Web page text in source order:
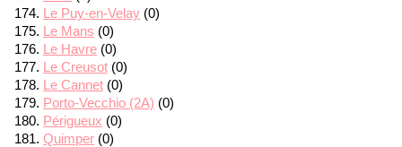
Le Puy-en-Velay (0)
Le Mans (0)
Le Havre (0)
Le Creusot (0)
Le Cannet (0)
Porto-Vecchio (2A) (0)
Périgueux (0)
Quimper (0)